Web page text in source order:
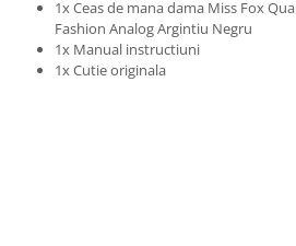
1x Ceas de mana dama Miss Fox
Fashion Analog Argintiu Negru
1x Manual instructiuni
1x Cutie originala